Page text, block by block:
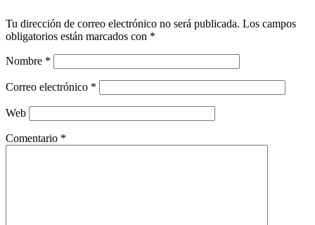
Tu dirección de correo electrónico no será publicada. Los campos
obligatorios están marcados con *
Nombre *
Correo electrónico *
Web
Comentario *